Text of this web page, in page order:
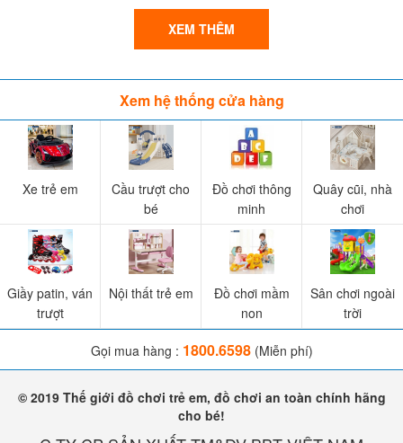
XEM THÊM
Xem hệ thống cửa hàng
Xe trẻ em
Cầu trượt cho
bé
Đồ chơi thông
minh
Quây cũi, nhà
chơi
Giầy patin, ván
trượt
Nội thất trẻ em
Đồ chơi mầm
non
Sân chơi ngoài
trời
Gọi mua hàng : 1800.6598(Miễn phí)
© 2019 Thế giới đồ chơi trẻ em, đồ chơi an toàn chính hãng
cho bé!